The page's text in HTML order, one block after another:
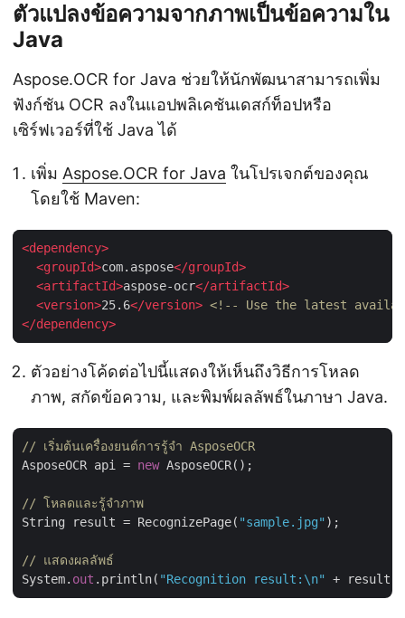
ตัวแปลงข้อความจากภาพเป็นข้อความใน
Java
Aspose.OCR for Java ช่วยให้นักพัฒนาสามารถเพิ่ม
ฟังก์ชัน OCR ลงในแอปพลิเคชันเดสก์ท็อปหรือ
เซิร์ฟเวอร์ที่ใช้ Java ได้
เพิ่ม Aspose.OCR for Java ในโปรเจกต์ของคุณ
โดยใช้ Maven:
<dependency>
<groupId>com.aspose</groupId>
<artifactId>aspose-ocr</artifactId>
<version>25.6</version> <!-- Use the latest
</dependency>
ตัวอย่างโค้ดต่อไปนี้แสดงให้เห็นถึงวิธีการโหลด
ภาพ, สกัดข้อความ, และพิมพ์ผลลัพธ์ในภาษา Java.
// เริ่มต้นเครื่องยนต์การรู้จำ AsposeOCR
AsposeOCR api = new AsposeOCR();
// โหลดและรู้จำภาพ
String result = RecognizePage( "sample.jpg" );
// แสดงผลลัพธ์
System. out .println( "Recognition result:\n" + result